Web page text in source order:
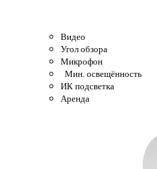
Видео
Угол обзора
Микрофон
Мин. освещённость
ИК подсветка
Аренда